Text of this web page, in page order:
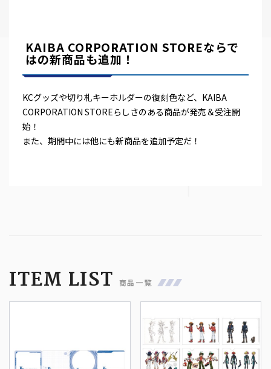
KAIBA CORPORATION STOREならで
はの新商品も追加！
KCグッズや切り札キーホルダーの復刻色など、KAIBA
CORPORATION STOREらしさのある商品が発売＆受注開
始！
また、期間中には他にも新商品を追加予定だ！
ITEM LIST 商品一覧